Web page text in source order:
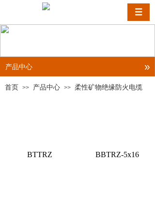
产品中心 »
首页 >> 产品中心 >> 柔性矿物绝缘防火电缆
BTTRZ BBTRZ-5x16